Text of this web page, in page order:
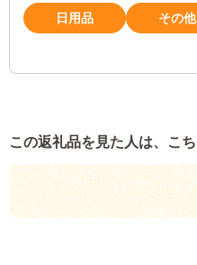
日用品 その
この返礼品を見た人は、こ